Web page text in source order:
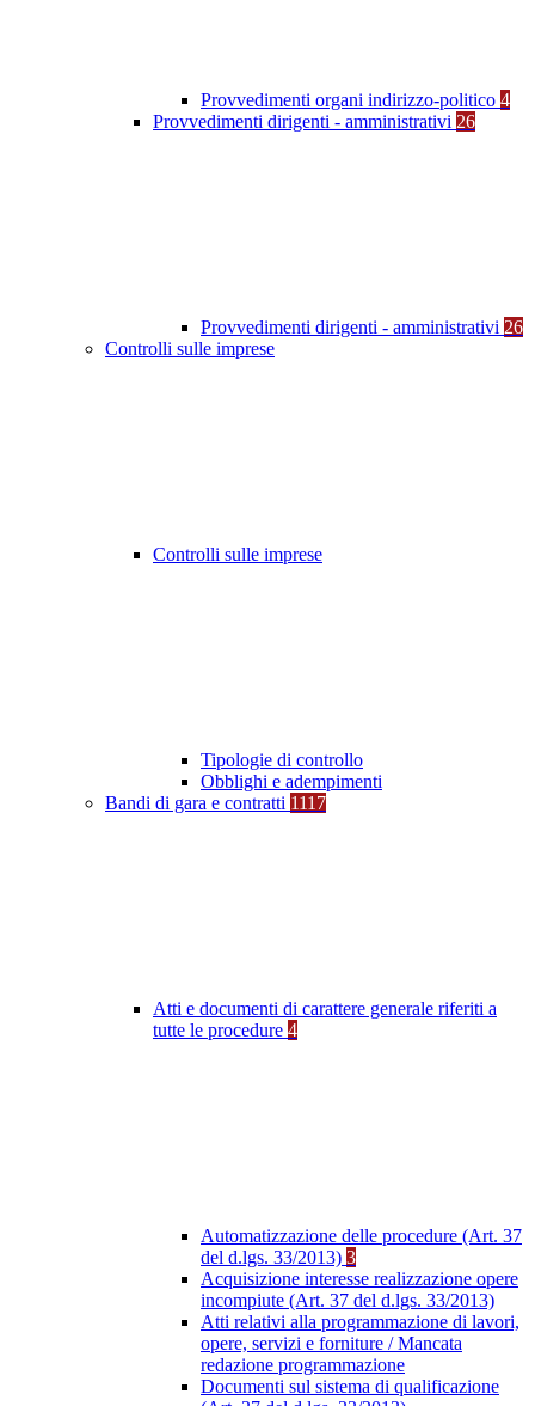
Provvedimenti organi indirizzo-politico 4
Provvedimenti dirigenti - amministrativi 26
Provvedimenti dirigenti - amministrativi 26
Controlli sulle imprese
Controlli sulle imprese
Tipologie di controllo
Obblighi e adempimenti
Bandi di gara e contratti 1117
Atti e documenti di carattere generale riferiti a
tutte le procedure 4
Automatizzazione delle procedure (Art. 37
del d.lgs. 33/2013) 3
Acquisizione interesse realizzazione opere
incompiute (Art. 37 del d.lgs. 33/2013)
Atti relativi alla programmazione di lavori,
opere, servizi e forniture / Mancata
redazione programmazione
Documenti sul sistema di qualificazione